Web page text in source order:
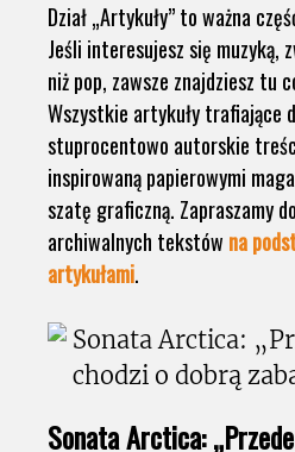
Dział „Artykuły” to ważna
Jeśli interesujesz się muzyką,
niż pop, zawsze znajdziesz tu
Wszystkie artykuły trafiające
stuprocentowo autorskie
inspirowaną papierowymi
szatę graficzną. Zapraszamy
archiwalnych tekstów na
artykułami.
Sonata Arctica: